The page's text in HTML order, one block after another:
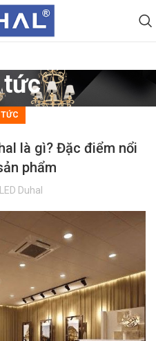
là gì? Đặc điểm nổi
phẩm
Duhal